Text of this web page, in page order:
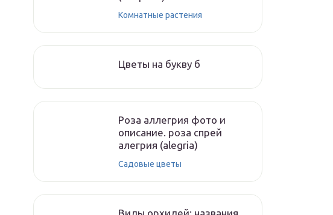
Комнатные растения
Цветы на букву б
Роза аллегрия фото и
описание. роза спрей
алегрия (alegria)
Садовые цветы